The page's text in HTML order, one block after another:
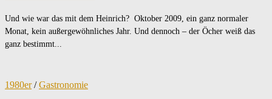
Und wie war das mit dem Heinrich? Oktober 2009, ein ganz normaler
Monat, kein außergewöhnliches Jahr. Und dennoch – der Öcher weiß das
ganz bestimmt...
1980er/Gastronomie